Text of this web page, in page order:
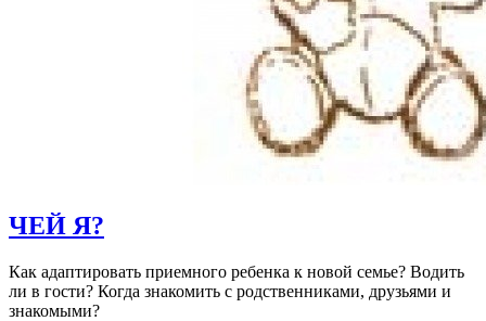
ЧЕЙ Я?
Как адаптировать приемного ребенка к новой семье? Водить
ли в гости? Когда знакомить с родственниками, друзьями и
знакомыми?